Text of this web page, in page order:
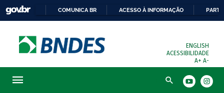
COMUNICA BR ACESSO À INFORMAÇÃO
ENGLISH
ACESSIBILIDADE
A+ A-
Busca